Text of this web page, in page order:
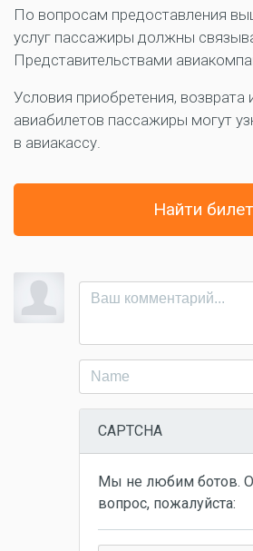
По вопросам предоставления
услуг пассажиры должны
Представительствами
Условия приобретения, возврата
авиабилетов пассажиры могут
в авиакассу.
Найти билет
CAPTCHA
Мы не любим ботов.
вопрос, пожалуйста: